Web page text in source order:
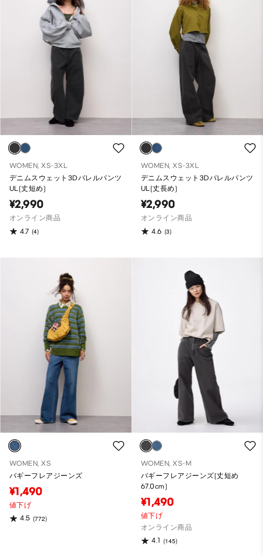
WOMEN, XS-3XL
デニムスウェット3Dバレルパンツ
UL(丈短め)
¥2,990
オンライン商品
4.7 (4)
WOMEN, XS-3XL
デニムスウェット3Dバレルパンツ
UL(丈長め)
¥2,990
オンライン商品
4.6 (3)
WOMEN, XS
バギーフレアジーンズ
¥1,490
値下げ
4.5 (772)
WOMEN, XS-M
バギーフレアジーンズ(丈短め
67.0cm)
¥1,490
値下げ
オンライン商品
4.1 (145)